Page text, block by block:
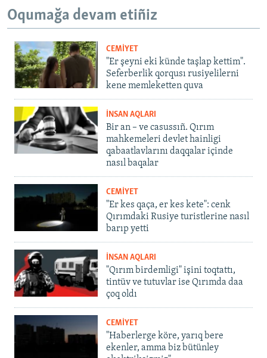
Oqumağa devam etiñiz
CEMİYET
"Er şeyni eki künde taşlap kettim".
Seferberlik qorqusı rusiyelilerni
kene memleketten quva
İNSAN AQLARI
Bir an – ve casussıñ. Qırım
mahkemeleri devlet hainligi
qabaatlavlarını daqqalar içinde
nasıl baqalar
CEMİYET
"Er kes qaça, er kes kete": cenk
Qırımdaki Rusiye turistlerine nasıl
barıp yetti
İNSAN AQLARI
"Qırım birdemligi" işini toqtattı,
tintüv ve tutuvlar ise Qırımda daa
çoq oldı
CEMİYET
"Haberlerge köre, yarıq bere
ekenler, amma biz bütünley